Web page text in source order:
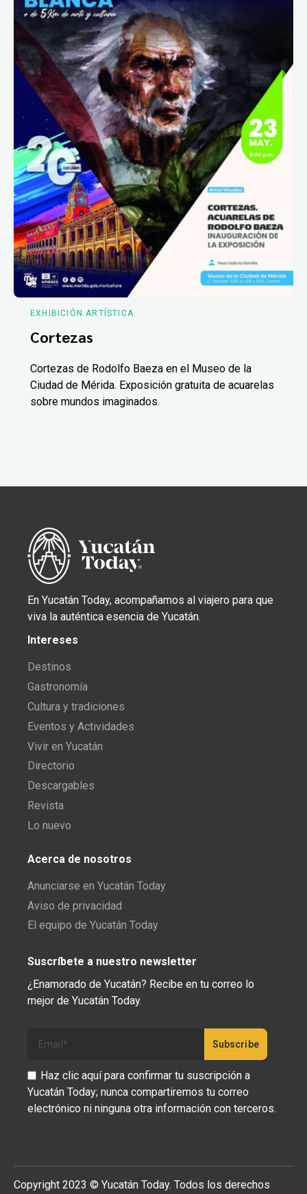
EXHIBICIÓN ARTÍSTICA
Cortezas
Cortezas de Rodolfo Baeza en el Museo de la
Ciudad de Mérida. Exposición gratuita de acuarelas
sobre mundos imaginados.
En Yucatán Today, acompañamos al viajero para que
viva la auténtica esencia de Yucatán.
Intereses
Destinos
Gastronomía
Cultura y tradiciones
Eventos y Actividades
Vivir en Yucatán
Directorio
Descargables
Revista
Lo nuevo
Acerca de nosotros
Anunciarse en Yucatán Today
Aviso de privacidad
El equipo de Yucatán Today
Suscríbete a nuestro newsletter
¿Enamorado de Yucatán? Recibe en tu correo lo
mejor de Yucatán Today.
Haz clic aquí para confirmar tu suscripción a
Yucatán Today; nunca compartiremos tu correo
electrónico ni ninguna otra información con terceros.
Copyright 2023 © Yucatán Today. Todos los derechos